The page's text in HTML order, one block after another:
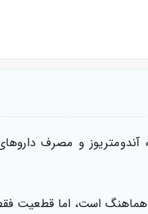
و مصرف